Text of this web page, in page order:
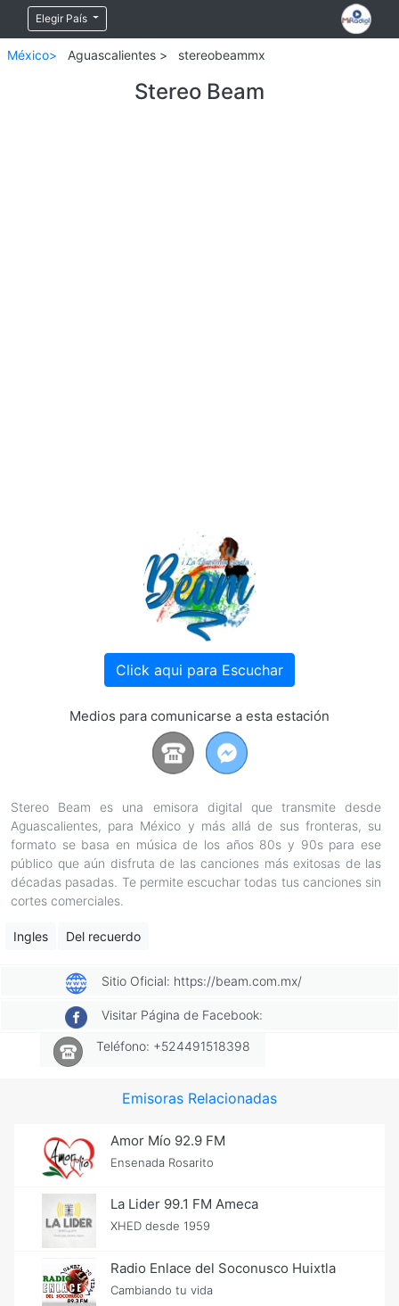
Elegir País
México> Aguascalientes > stereobeammx
Stereo Beam
Click aqui para Escuchar
Medios para comunicarse a esta estación
Stereo Beam es una emisora digital que transmite desde
Aguascalientes, para México y más allá de sus fronteras, su
formato se basa en música de los años 80s y 90s para ese
público que aún disfruta de las canciones más exitosas de las
décadas pasadas. Te permite escuchar todas tus canciones sin
cortes comerciales.
Ingles Del recuerdo
Sitio Oficial: https://beam.com.mx/
Visitar Página de Facebook:
Teléfono: +524491518398
Emisoras Relacionadas
Amor Mío 92.9 FM
Ensenada Rosarito
La Lider 99.1 FM Ameca
XHED desde 1959
Radio Enlace del Soconusco Huixtla
Cambiando tu vida